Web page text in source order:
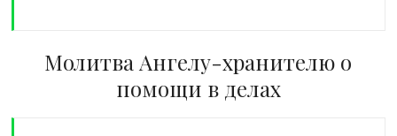
Молитва Ангелу-хранителю о
помощи в делах